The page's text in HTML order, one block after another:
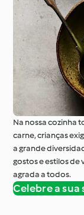
Na nossa cozinha
carne, crianças
a grande
gostos e estilos
agrada a todos.
Celebre a